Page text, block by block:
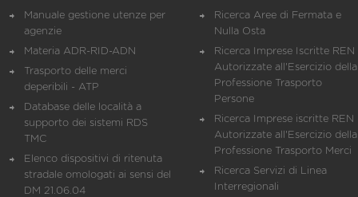
Manuale gestione utenze per
agenzie
Materia ADR-RID-ADN
Trasporto delle merci
deperibili - ATP
Database delle località a
supporto dei sistemi RDS
TMC
Elenco dispositivi di ritenuta
stradale omologati ai sensi del
DM 21.06.04
Ricerca Aree di Fermata e
Nulla Osta
Ricerca Imprese Iscritte REN
Autorizzate all'Esercizio della
Professione Trasporto
Persone
Ricerca Imprese iscritte REN
Autorizzate all'Esercizio della
Professione Trasporto Merci
Ricerca Servizi di Linea
Interregionali